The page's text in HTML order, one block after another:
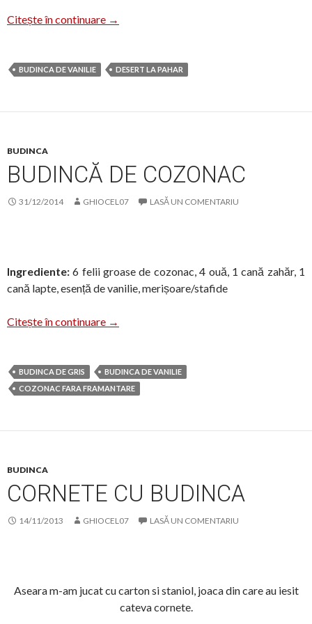
Citește în continuare Desert la pahar cu Prigat
→
BUDINCA DE VANILIE DESERT LA PAHAR
BUDINCA
BUDINCĂ DE COZONAC
31/12/2014 GHIOCEL07 LASĂ UN COMENTARIU
Ingrediente: 6 felii groase de cozonac, 4 ouă, 1 cană zahăr, 1
cană lapte, esență de vanilie, merișoare/stafide
Citește în continuare Budincă de cozonac
→
BUDINCA DE GRIS
BUDINCA DE VANILIE
COZONAC FARA FRAMANTARE
BUDINCA
CORNETE CU BUDINCA
14/11/2013 GHIOCEL07 LASĂ UN COMENTARIU
Aseara m-am jucat cu carton si staniol, joaca din care au iesit
cateva cornete.